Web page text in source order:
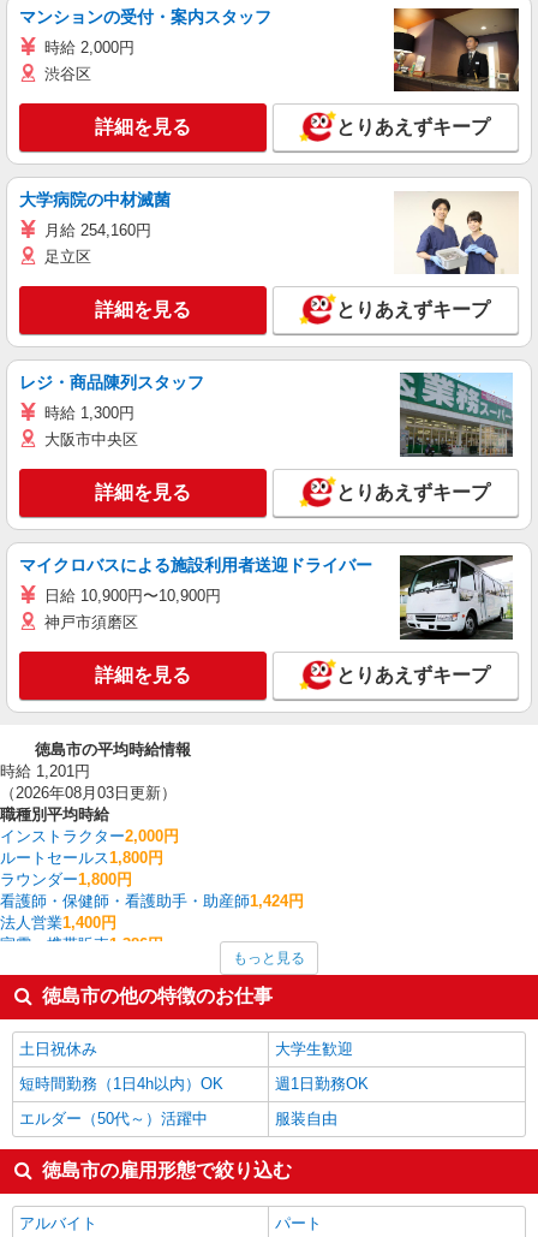
マンションの受付・案内スタッフ
時給 2,000円
渋谷区
詳細を見る とりあえずキープ
大学病院の中材滅菌
月給 254,160円
足立区
詳細を見る とりあえずキープ
レジ・商品陳列スタッフ
時給 1,300円
大阪市中央区
詳細を見る とりあえずキープ
マイクロバスによる施設利用者送迎ドライバー
日給 10,900円〜10,900円
神戸市須磨区
詳細を見る とりあえずキープ
徳島市の平均時給情報
時給 1,201円
（2026年08月03日更新）
職種別平均時給
インストラクター2,000円
ルートセールス1,800円
ラウンダー1,800円
看護師・保健師・看護助手・助産師1,424円
法人営業1,400円
家電・携帯販売1,386円
作業療法士・理学療法士・言語聴覚士・視能訓練士
サービス提供責任者・ソーシャルワーカー
梱包・仕分け・ピッキング1,270円
入出庫・商品管理・検品・検査1,250円
徳島市の他の職種の平均時給を見る
もっと見る
徳島市の他の特徴のお仕事
土日祝休み
大学生歓迎
短時間勤務（1日4h以内）OK
週1日勤務OK
エルダー（50代～）活躍中
服装自由
徳島市の雇用形態で絞り込む
アルバイト
パート